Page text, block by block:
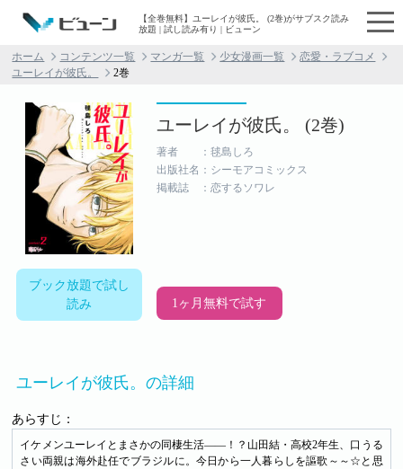
【全巻無料】ユーレイが彼氏。 (2巻)がサブスク読み
放題 | 試し読み有り | ビューン
ホーム コンテンツ一覧 マンガ一覧 少女漫画一覧
恋愛・ラブコメ
ユーレイが彼氏。
2巻
ブック放題で試し
読み
ユーレイが彼氏。 (2巻)
著者 ：毬島しろ
出版社名：シーモアコミックス
掲載誌 ：恋するソワレ
1ヶ月無料で試す
ユーレイが彼氏。の詳細
あらすじ：
イケメンユーレイとまさかの同棲生活――！？山田結・高校2年生、口うる
さい両親は海外赴任でブラジルに。今日から一人暮らしを謳歌～～☆と思